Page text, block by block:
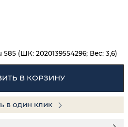
585 (ШК: 2020139554296; Вес: 3,6)
В КОРЗИНУ
в один клик